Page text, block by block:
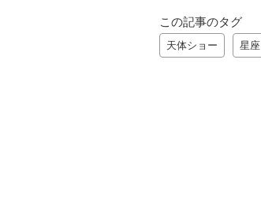
この記事のタグ
天体ショー 星座